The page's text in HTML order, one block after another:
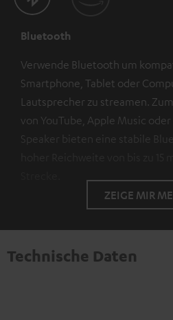
Bluetooth
Verwende Bluetooth um
Smartphone, Tablet oder
Lautsprecher zu streamen.
von YouTube, Apple Music
Speaker bieten eine stabile
ZEIGE MIR
Technische Daten